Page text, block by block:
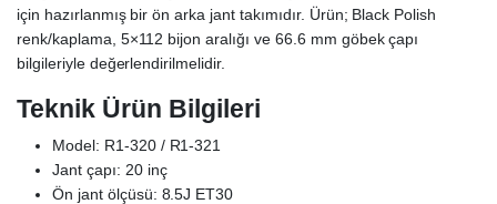
için hazırlanmış bir ön arka jant takımıdır. Ürün; Black Polish
renk/kaplama, 5×112 bijon aralığı ve 66.6 mm göbek çapı
bilgileriyle değerlendirilmelidir.
Teknik Ürün Bilgileri
Model: R1-320 / R1-321
Jant çapı: 20 inç
Ön jant ölçüsü: 8.5J ET30